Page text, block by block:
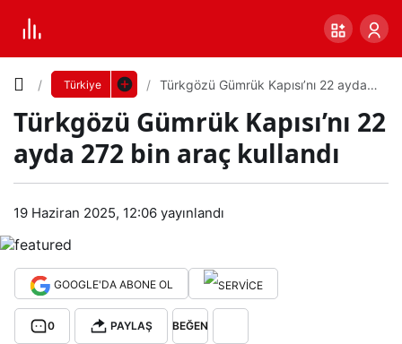
Türkiye
Türkgözü Gümrük Kapısı’nı 22 ayda
Türkgözü Gümrük Kapısı’nı 22
ayda 272 bin araç kullandı
19 Haziran 2025, 12:06 yayınlandı
GOOGLE'DA ABONE OL
0 PAYLAŞ BEĞEN
Tür
zü
Gü
Yazı
Boyutunu
Küçük 100% Dev
Varsayılana